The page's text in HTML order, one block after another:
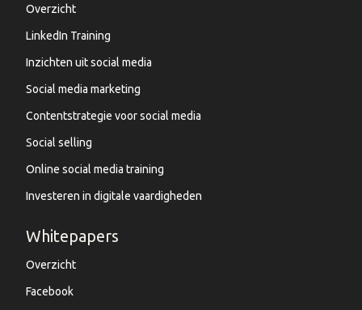
Overzicht
LinkedIn Training
Inzichten uit social media
Social media marketing
Contentstrategie voor social media
Social selling
Online social media training
Investeren in digitale vaardigheden
Whitepapers
Overzicht
Facebook